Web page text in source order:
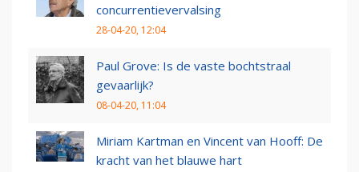
concurrentievervalsing
28-04-20, 12:04
Paul Grove: Is de vaste bochtstraal
gevaarlijk?
08-04-20, 11:04
Miriam Kartman en Vincent van Hooff: De
kracht van het blauwe hart